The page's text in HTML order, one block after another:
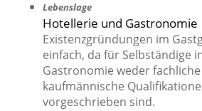
Lebenslage
Hotellerie und Gastronomie
Existenzgründungen im
einfach, da für Selbständige
Gastronomie weder
kaufmännische
vorgeschrieben sind.